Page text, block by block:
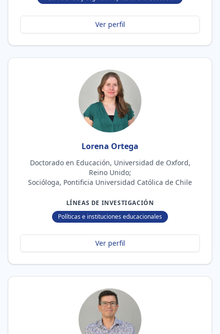
Ver perfil
Lorena Ortega
Doctorado en Educación, Universidad de Oxford,
Reino Unido;
Socióloga, Pontificia Universidad Católica de Chile
LÍNEAS DE INVESTIGACIÓN
Políticas e instituciones educacionales
Ver perfil